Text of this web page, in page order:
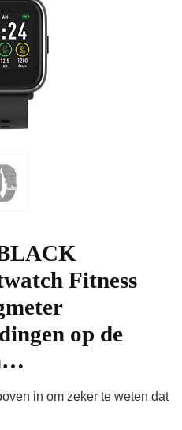
Fitness
op de
in om zeker te weten dat